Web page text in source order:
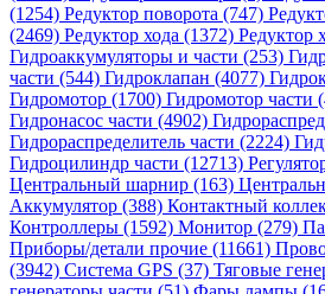
(1254) Редуктор поворота (747)
(2469) Редуктор хода (1372) Редуктор
Гидроаккумуляторы и части (253)
части (544) Гидроклапан (4077)
Гидромотор (1700) Гидромотор части
Гидронасос части (4902)
Гидрораспределитель части (2224)
Гидроцилиндр части (12713)
Центральный шарнир (163)
Аккумулятор (388) Контактный
Контроллеры (1592) Монитор (279)
Приборы/детали прочие (11661)
(3942) Система GPS (37) Тяговые